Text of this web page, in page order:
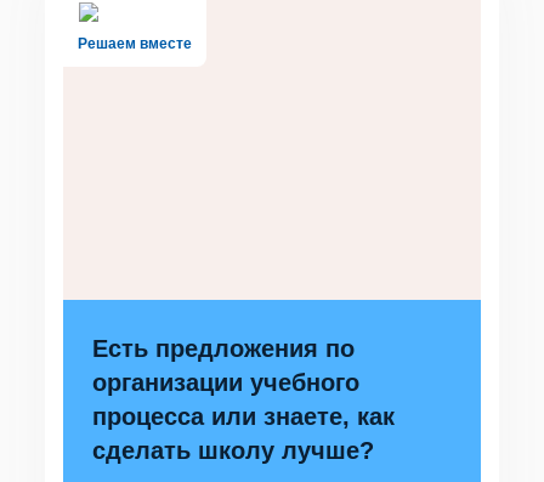
Решаем вместе
Есть предложения по
организации учебного
процесса или знаете, как
сделать школу лучше?